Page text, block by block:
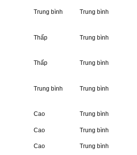
Trung bình Trung bình
Thấp Trung bình
Thấp Trung bình
Trung bình Trung bình
Cao Trung bình
Cao
Trung bình
Cao Trung bình